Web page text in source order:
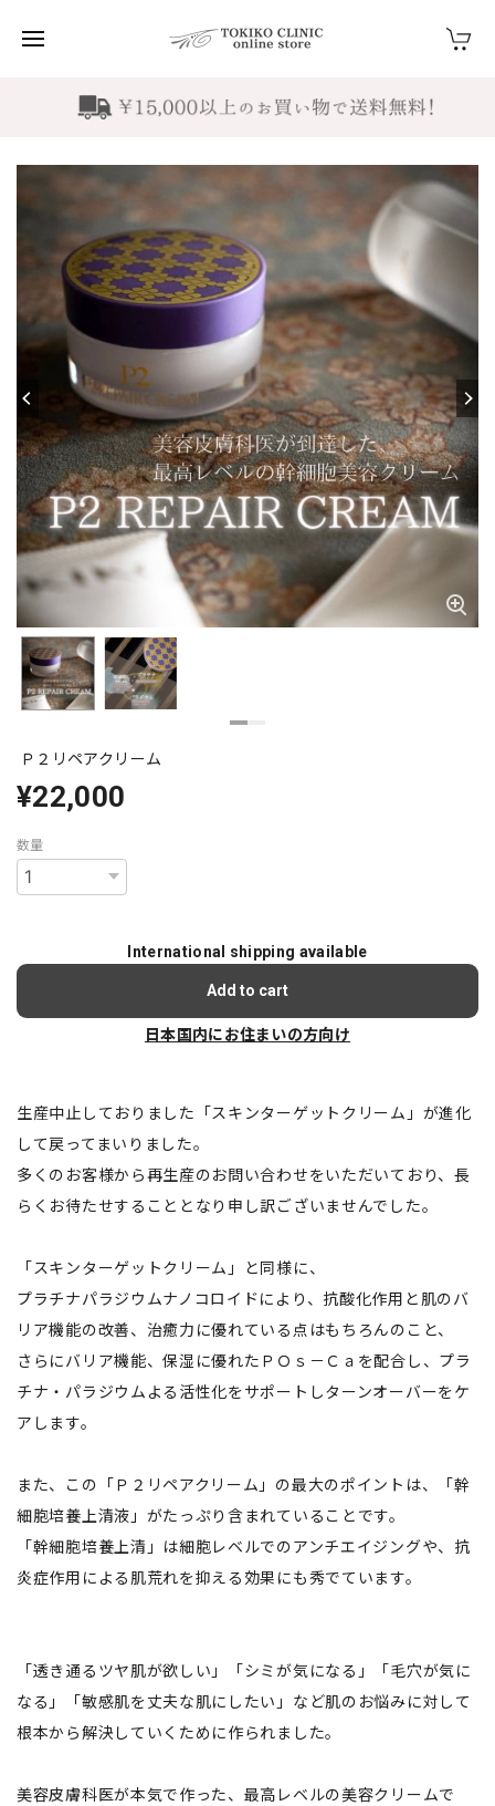
Ｐ２リペアクリーム
¥22,000
数量
International shipping available
Add to cart
日本国内にお住まいの方向け
生産中止しておりました「スキンターゲットクリーム」が進化
して戻ってまいりました。
多くのお客様から再生産のお問い合わせをいただいており、長
らくお待たせすることとなり申し訳ございませんでした。
「スキンターゲットクリーム」と同様に、
プラチナパラジウムナノコロイドにより、抗酸化作用と肌のバ
リア機能の改善、治癒力に優れている点はもちろんのこと、
さらにバリア機能、保湿に優れたＰＯｓ－Ｃａを配合し、プラ
チナ・パラジウムよる活性化をサポートしターンオーバーをケ
アします。
また、この「Ｐ２リペアクリーム」の最大のポイントは、「幹
細胞培養上清液」がたっぷり含まれていることです。
「幹細胞培養上清」は細胞レベルでのアンチエイジングや、抗
炎症作用による肌荒れを抑える効果にも秀でています。
「透き通るツヤ肌が欲しい」「シミが気になる」「毛穴が気に
なる」「敏感肌を丈夫な肌にしたい」など肌のお悩みに対して
根本から解決していくために作られました。
美容皮膚科医が本気で作った、最高レベルの美容クリームで